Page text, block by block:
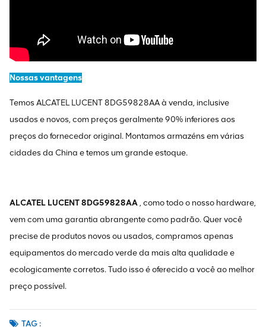
Nossas vantagens
Temos ALCATEL LUCENT 8DG59828AA à venda, inclusive
usados ​​e novos, com preços geralmente 90% inferiores aos
preços do fornecedor original. Montamos armazéns em várias
cidades da China e temos um grande estoque.
ALCATEL LUCENT 8DG59828AA, como todo o nosso hardware,
vem com uma garantia abrangente como padrão. Quer você
precise de produtos novos ou usados, compramos apenas
equipamentos do mercado verde da mais alta qualidade e
ecologicamente corretos. Tudo isso é oferecido a você ao melhor
preço possível.
TAG :